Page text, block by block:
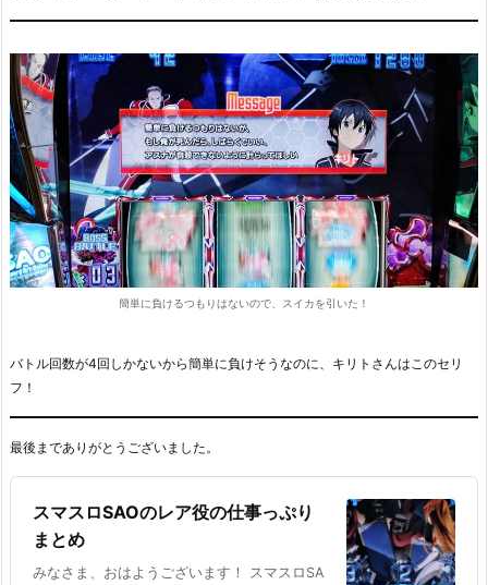
簡単に負けるつもりはないので、スイカを引いた！
バトル回数が4回しかないから簡単に負けそうなのに、キリトさんはこのセリ
フ！
最後までありがとうございました。
スマスロSAOのレア役の仕事っぷり
まとめ
みなさま、おはようございます！ スマスロSA